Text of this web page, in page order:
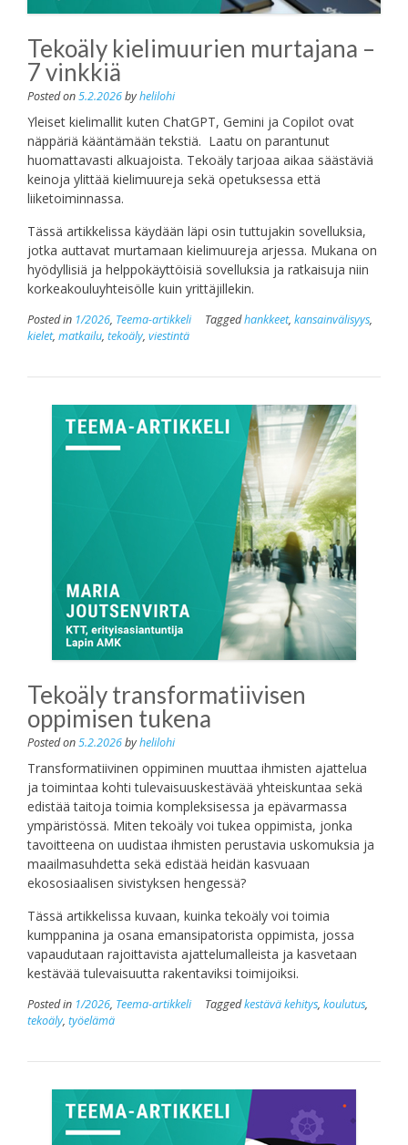
Tekoäly kielimuurien murtajana –
7 vinkkiä
Posted on5.2.2026byhelilohi
Yleiset kielimallit kuten ChatGPT, Gemini ja Copilot ovat
näppäriä kääntämään tekstiä. Laatu on parantunut
huomattavasti alkuajoista. Tekoäly tarjoaa aikaa säästäviä
keinoja ylittää kielimuureja sekä opetuksessa että
liiketoiminnassa.
Tässä artikkelissa käydään läpi osin tuttujakin sovelluksia,
jotka auttavat murtamaan kielimuureja arjessa. Mukana on
hyödyllisiä ja helppokäyttöisiä sovelluksia ja ratkaisuja niin
korkeakouluyhteisölle kuin yrittäjillekin.
Posted in 1/2026, Teema-artikkeli Taggedhankkeet, kansainvälisyys,
kielet, matkailu, tekoäly, viestintä
Tekoäly transformatiivisen
oppimisen tukena
Posted on5.2.2026byhelilohi
Transformatiivinen oppiminen muuttaa ihmisten ajattelua
ja toimintaa kohti tulevaisuuskestävää yhteiskuntaa sekä
edistää taitoja toimia kompleksisessa ja epävarmassa
ympäristössä. Miten tekoäly voi tukea oppimista, jonka
tavoitteena on uudistaa ihmisten perustavia uskomuksia ja
maailmasuhdetta sekä edistää heidän kasvuaan
ekososiaalisen sivistyksen hengessä?
Tässä artikkelissa kuvaan, kuinka tekoäly voi toimia
kumppanina ja osana emansipatorista oppimista, jossa
vapaudutaan rajoittavista ajattelumalleista ja kasvetaan
kestävää tulevaisuutta rakentaviksi toimijoiksi.
Posted in 1/2026, Teema-artikkeli Taggedkestävä kehitys, koulutus,
tekoäly, työelämä